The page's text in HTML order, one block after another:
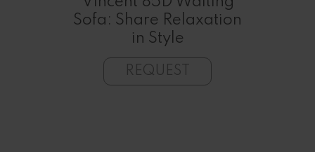
Sofa: Share Relaxation
in Style
REQUEST